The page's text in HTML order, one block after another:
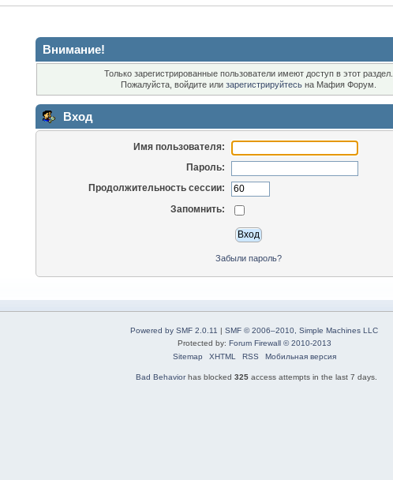
Внимание!
Только зарегистрированные пользователи имеют доступ в этот раздел.
Пожалуйста, войдите или зарегистрируйтесьна Мафия Форум.
Вход
Имя пользователя:
Пароль:
Продолжительность сессии:
Запомнить:
Забыли пароль?
Powered by SMF 2.0.11 |SMF © 2006–2010, Simple Machines LLC
Protected by: Forum Firewall © 2010-2013
Sitemap
XHTML RSS Мобильная версия
Bad Behaviorhas blocked 325access attempts in the last 7 days.